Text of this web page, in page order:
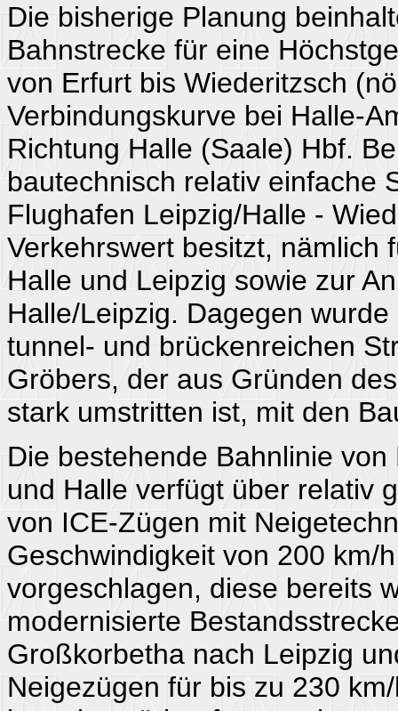
Die bisherige Planung
Bahnstrecke für eine
von Erfurt bis Wiederitzsch
Verbindungskurve bei Halle-
Richtung Halle (Saale) Hbf.
bautechnisch relativ einfache
Flughafen Leipzig/Halle -
Verkehrswert besitzt, nämlich
Halle und Leipzig sowie zur
Halle/Leipzig. Dagegen
tunnel- und brückenreichen
Gröbers, der aus Gründen
stark umstritten ist, mit den
Die bestehende Bahnlinie
und Halle verfügt über relativ
von ICE-Zügen mit
Geschwindigkeit von 200 km/
vorgeschlagen, diese bereits
modernisierte
Großkorbetha nach Leipzig
Neigezügen für bis zu 230